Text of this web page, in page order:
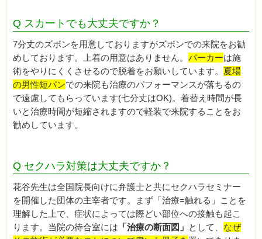
Q スカートでも大丈夫ですか？
7分丈のズボンを用意しておりますがズボンでの来院をお勧
めしております。上着の用意はありません。パーカーは施
術をやりにくくさせるので脱着をお願いしています。 夏場
の男性短パンでの来院も治療のパフォーマンスが落ちるの
で遠慮してもらっています(七分丈はOK)。着替え時間が長
いと治療時間が短縮されますので軽装で来院することをお
勧めしています。
Q セクハラ対策は大丈夫ですか？
花谷先生は全国院長向けに弁護士と共にセクハラセミナー
を開催した団体の主宰者です。まず「治療=触れる」ことを
理解した上で、症状によっては際どい部位への接触も起こ
ります。当院の待合室には 「治療の断面図」 として、 なぜ